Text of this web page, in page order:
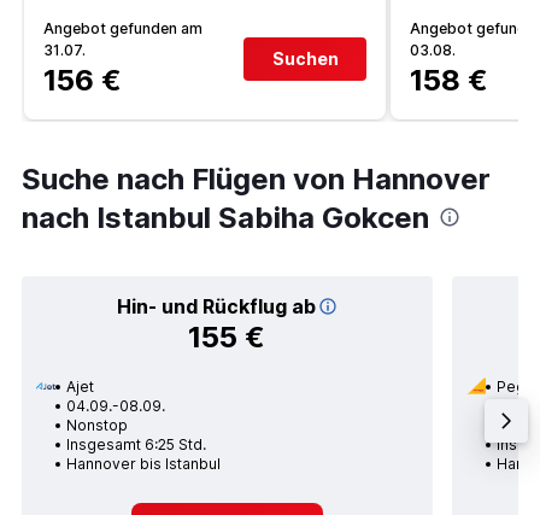
Angebot gefunden am
31.07.
156 €
Suchen
Angebot
03.08.
158 €
Suche nach Flügen von Hannover
nach Istanbul Sabiha Gokcen
Hin- und Rückflug ab
155 €
Ajet
04.09.-08.09.
Nonstop
Insgesamt 6:25 Std.
Hannover bis Istanbul